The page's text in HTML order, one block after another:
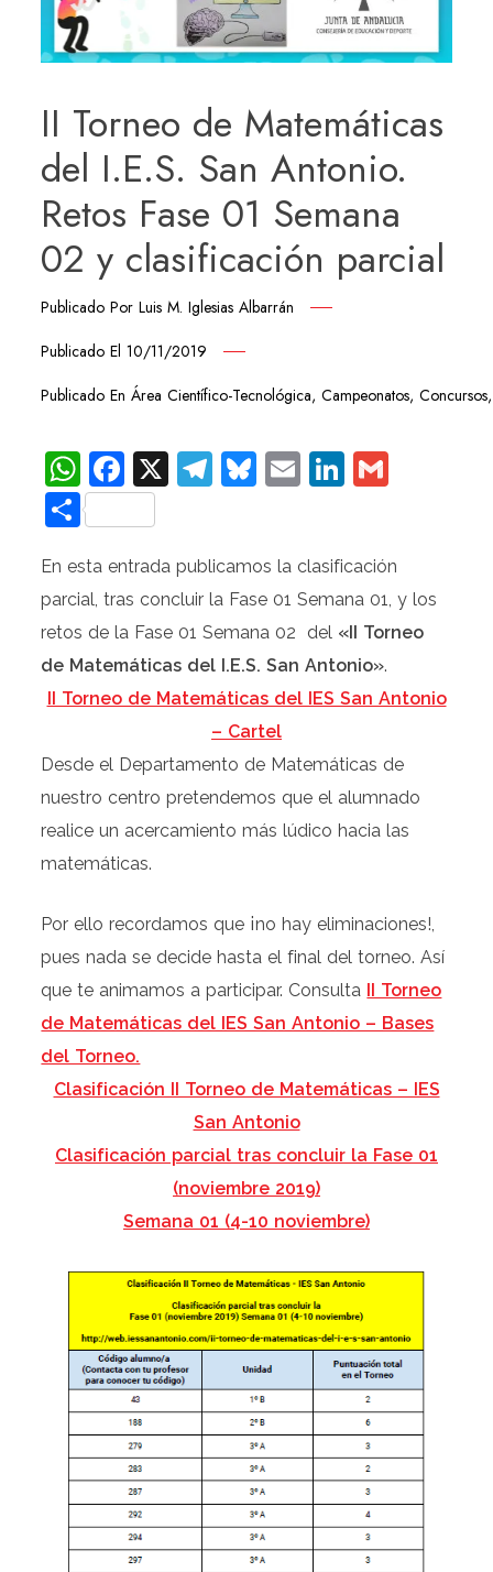
II Torneo de Matemáticas
del I.E.S. San Antonio.
Retos Fase 01 Semana
02 y clasificación parcial
Publicado PorLuis M. Iglesias Albarrán
Publicado El10/11/2019
Publicado EnÁrea Científico-Tecnológica,Campeonatos,Concursos
WhatsApp
Facebook
X Telegram
Bluesky
EmailLinkedIn
Compartir
En esta entrada publicamos la clasificación
parcial, tras concluir la Fase 01 Semana 01, y los
retos de la Fase 01 Semana 02 del «II Torneo
de Matemáticas del I.E.S. San Antonio».
II Torneo de Matemáticas del IES San Antonio
– Cartel
Desde el Departamento de Matemáticas de
nuestro centro pretendemos que el alumnado
realice un acercamiento más lúdico hacia las
matemáticas.
Por ello recordamos que ¡no hay eliminaciones!,
pues nada se decide hasta el final del torneo. Así
que te animamos a participar. Consulta
II Torneo
de Matemáticas del IES San Antonio – Bases
del Torneo.
Clasificación II Torneo de Matemáticas – IES
San Antonio
Clasificación parcial tras concluir la Fase 01
(noviembre 2019)
Semana 01 (4-10 noviembre)